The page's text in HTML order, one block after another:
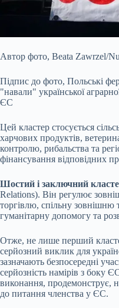
Автор фото, Beata Zawrzel/
Підпис до фото, Польські
"навали" української
ЄС
Цей кластер стосується
харчових продуктів,
контролю, рибальства та
фінансування відповідних
Шостий і заключний
Relations). Він регулює
торгівлю, спільну зовнішню
гуманітарну допомогу та
Отже, не лише перший
серйозний виклик для
зазначають безпосередні
серйозність намірів з боку
виконання, продемонструє,
до питання членства у ЄС.